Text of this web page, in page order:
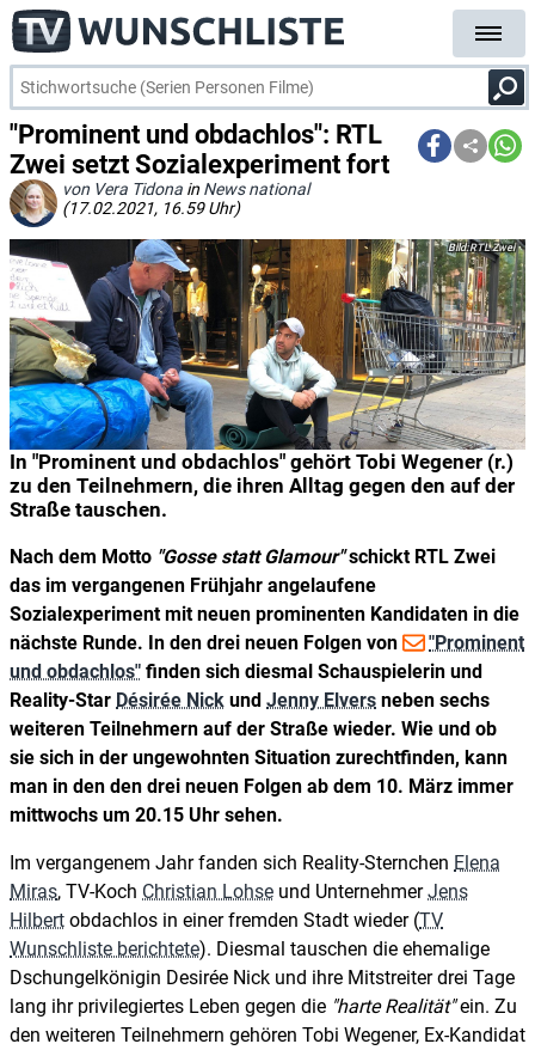
"Prominent und obdachlos": RTL
Zwei setzt Sozialexperiment fort
von Vera Tidona in News national
(17.02.2021, 16.59 Uhr)
In "Prominent und obdachlos" gehört Tobi Wegener (r.)
zu den Teilnehmern, die ihren Alltag gegen den auf der
Straße tauschen.
RTL Zwei
Nach dem Motto "Gosse statt Glamour"schickt RTL Zwei
das im vergangenen Frühjahr angelaufene
Sozialexperiment mit neuen prominenten Kandidaten in die
nächste Runde. In den drei neuen Folgen von
"Prominent
und obdachlos" finden sich diesmal Schauspielerin und
Reality-Star Désirée Nick und Jenny Elvers neben sechs
weiteren Teilnehmern auf der Straße wieder. Wie und ob
sie sich in der ungewohnten Situation zurechtfinden, kann
man in den den drei neuen Folgen ab dem 10. März immer
mittwochs um 20.15 Uhr sehen.
Im vergangenem Jahr fanden sich Reality-Sternchen Elena
Miras, TV-Koch Christian Lohse und UnternehmerJens
Hilbert obdachlos in einer fremden Stadt wieder (TV
Wunschliste berichtete). Diesmal tauschen die ehemalige
Dschungelkönigin Desirée Nick und ihre Mitstreiter drei Tage
lang ihr privilegiertes Leben gegen die "harte Realität"ein. Zu
den weiteren Teilnehmern gehören Tobi Wegener, Ex-Kandidat